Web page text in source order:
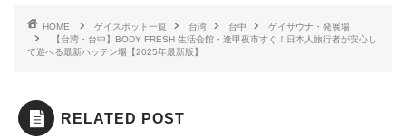
HOME ゲイスポット一覧 台湾 台中
ゲイサウナ・発展場
【台湾・台中】BODY FRESH 生活会館・逢甲夜市すぐ！日本人旅行者が安心し
て遊べる最新ハッテン場【2025年最新版】
RELATED POST